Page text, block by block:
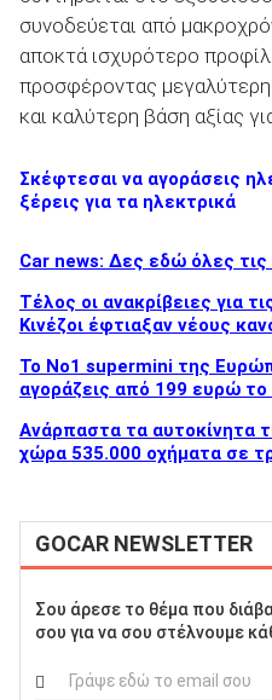
συνοδεύεται από
αποκτά ισχυρότερο προφίλ
προσφέροντας μεγαλύτερη
και καλύτερη βάση αξίας
Σκέφτεσαι να αγοράσεις
ξέρεις για τα ηλεκτρικά
Car news: Δες εδώ όλες τις
Τέλος οι ανακρίβειες για
Κινέζοι έφτιαξαν νέους
Το No1 supermini της
αγοράζεις από 199 ευρώ το
Ανάρπαστα τα αυτοκίνητα
χώρα 535.000 οχήματα σε
GOCAR NEWSLETTER
Σου άρεσε το θέμα που
σου για να σου στέλνουμε